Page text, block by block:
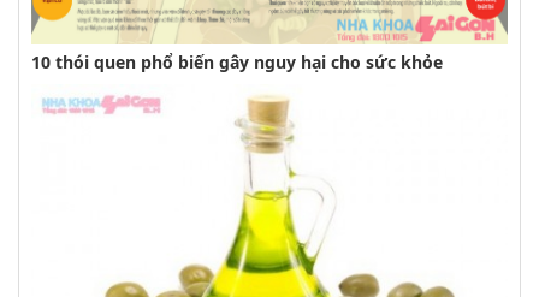
10 thói quen phổ biến gây nguy hại cho sức khỏe